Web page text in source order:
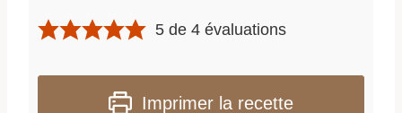
5 de4 évaluations
Imprimer la recette